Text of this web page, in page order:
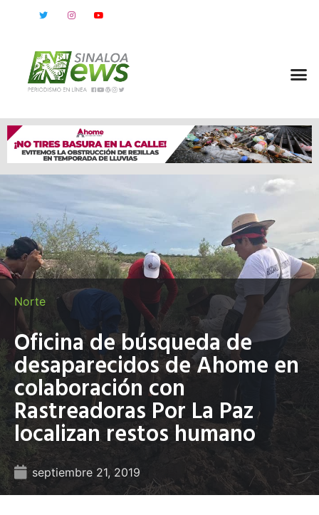
Norte
Oficina de búsqueda de
desaparecidos de Ahome en
colaboración con
Rastreadoras Por La Paz
localizan restos humano
septiembre 21, 2019